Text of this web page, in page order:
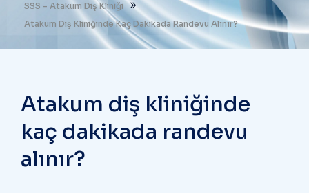
SSS - Atakum Diş Kliniği
Atakum Diş Kliniğinde Kaç Dakikada Randevu Alınır?
Atakum diş kliniğinde
kaç dakikada randevu
alınır?